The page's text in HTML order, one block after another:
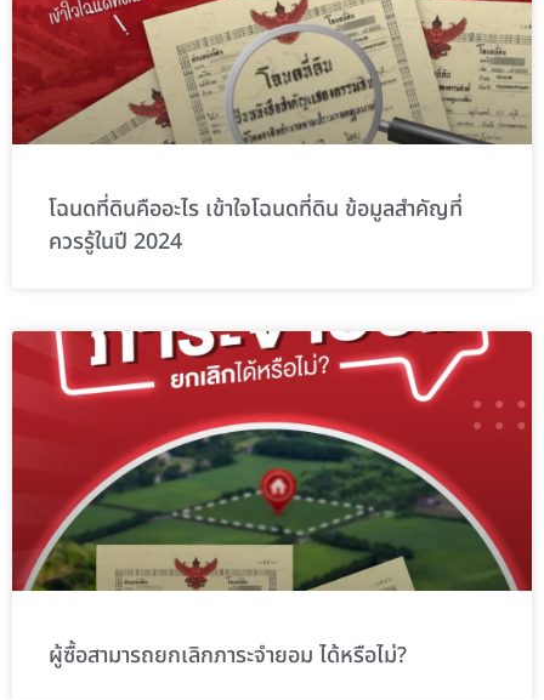
โฉนดที่ดินคืออะไร เข้าใจโฉนดที่ดิน ข้อมูลสำคัญที่
ควรรู้ในปี 2024
ผู้ซื้อสามารถยกเลิกภาระจำยอม ได้หรือไม่?